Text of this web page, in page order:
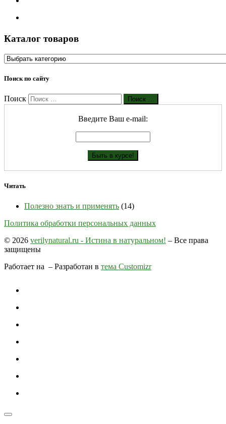
Каталог товаров
Поиск по сайту
Поиск Поиск …
Введите Ваш е-mail:
Читать
Полезно знать и применять (14)
Политика обработки персональных данных
© 2026 verilynatural.ru - Истина в натуральном! – Все права
защищены
Работает на – Разработан в тема Customizr